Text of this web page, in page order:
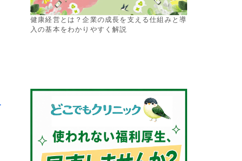
健康経営とは？企業の成長を支える仕組みと導
入の基本をわかりやすく解説